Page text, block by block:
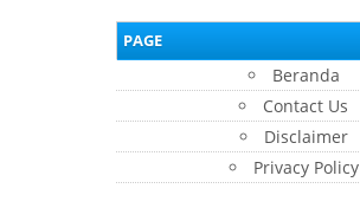
PAGE
Beranda
Contact Us
Disclaimer
Privacy Policy